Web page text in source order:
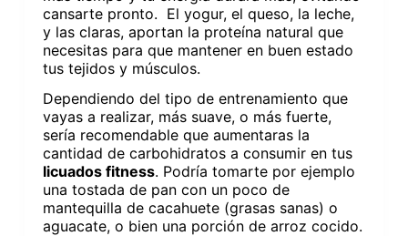
cansarte pronto. El yogur, el queso, la leche,
y las claras, aportan la proteína natural que
necesitas para que mantener en buen estado
tus tejidos y músculos.
Dependiendo del tipo de entrenamiento que
vayas a realizar, más suave, o más fuerte,
sería recomendable que aumentaras la
cantidad de carbohidratos a consumir en tus
licuados fitness. Podría tomarte por ejemplo
una tostada de pan con un poco de
mantequilla de cacahuete (grasas sanas) o
aguacate, o bien una porción de arroz cocido.